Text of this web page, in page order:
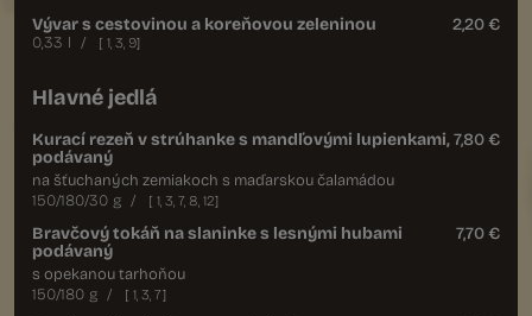
Vývar s cestovinou a koreňovou zeleninou
0,33 l / [ 1, 3, 9]
2,20 €
Hlavné jedlá
Kurací rezeň v strúhanke s mandľovými lupienkami,
podávaný
7,80 €
na šťuchaných zemiakoch s maďarskou čalamádou
150/180/30 g / [ 1, 3, 7, 8, 12]
Bravčový tokáň na slaninke s lesnými hubami
podávaný
7,70 €
s opekanou tarhoňou
150/180 g / [ 1, 3, 7]